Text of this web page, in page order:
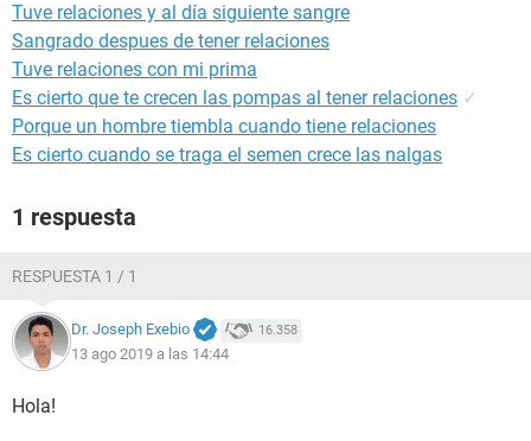
Tuve relaciones y al día siguiente sangre
Sangrado despues de tener relaciones
Tuve relaciones con mi prima
Es cierto que te crecen las pompas al tener relaciones ✓
Porque un hombre tiembla cuando tiene relaciones
Es cierto cuando se traga el semen crece las nalgas
1 respuesta
RESPUESTA 1 / 1
Dr. Joseph Exebio 16.358
13 ago 2019 a las 14:44
Hola!